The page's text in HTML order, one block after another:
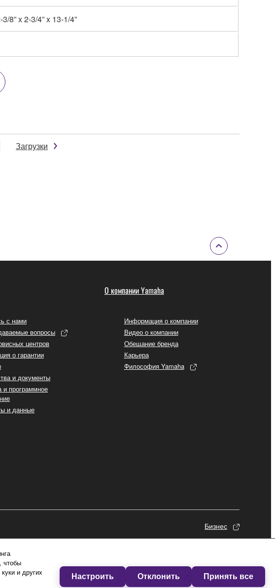
8” x 2-3/4” x 13-1/4”
Загрузки
с нами
вопросы
центров
о гарантии
и документы
и программное
и данные
О компании Yamaha
Информация о компании
Видео о компании
Обещание бренда
Карьера
Философия Yamaha
Бизнес
чтобы
и других
Настроить Отклонить Принять все